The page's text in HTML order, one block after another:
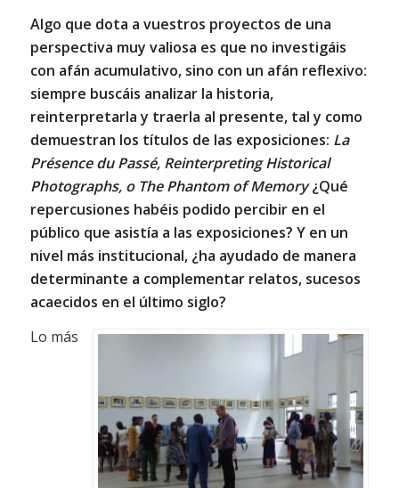
Algo que dota a vuestros proyectos de una
perspectiva muy valiosa es que no investigáis
con afán acumulativo, sino con un afán reflexivo:
siempre buscáis analizar la historia,
reinterpretarla y traerla al presente, tal y como
demuestran los títulos de las exposiciones: La
Présence du Passé, Reinterpreting Historical
Photographs, o ThePhantom of Memory¿Qué
repercusiones habéis podido percibir en el
público que asistía a las exposiciones? Y en un
nivel más institucional, ¿ha ayudado de manera
determinante a complementar relatos, sucesos
acaecidos en el último siglo?
Lo más